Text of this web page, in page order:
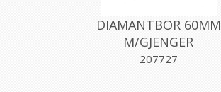
DIAMANTBOR 60MM
M/GJENGER
207727